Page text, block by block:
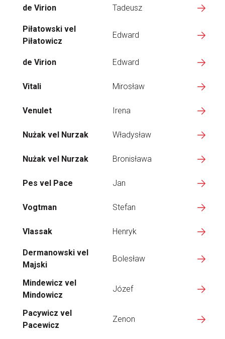
de Virion Tadeusz
Piłatowski vel
Piłatowicz
Edward
de Virion Edward
Vitali Mirosław
Venulet Irena
Nużak vel Nurzak Władysław
Nużak vel Nurzak Bronisława
Pes vel Pace Jan
Vogtman Stefan
Vlassak Henryk
Dermanowski vel
Majski
Bolesław
Mindewicz vel
Mindowicz
Józef
Pacywicz vel
Pacewicz
Zenon